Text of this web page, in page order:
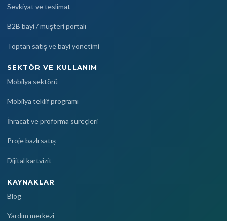
Sevkiyat ve teslimat
B2B bayi / müşteri portalı
Toptan satış ve bayi yönetimi
SEKTÖR VE KULLANIM
Mobilya sektörü
Mobilya teklif programı
İhracat ve proforma süreçleri
Proje bazlı satış
Dijital kartvizit
KAYNAKLAR
Blog
Yardım merkezi